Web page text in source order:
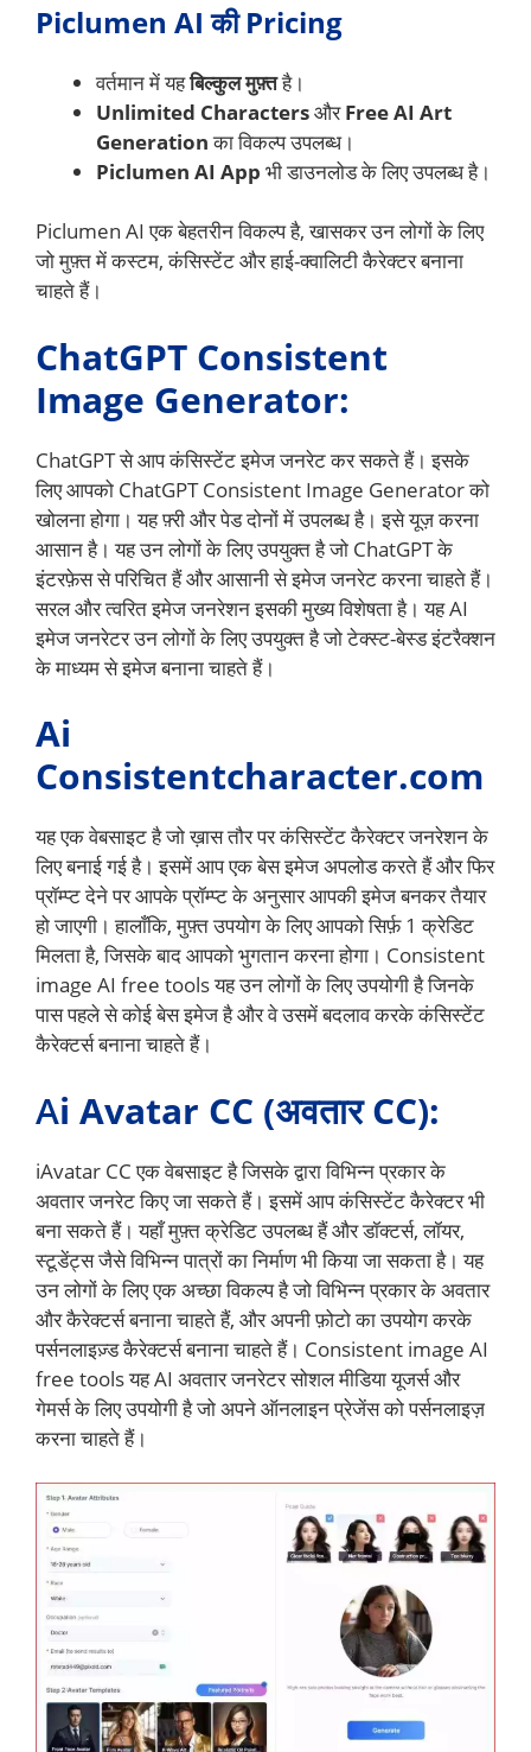
Piclumen AI की Pricing
वर्तमान में यहबिल्कुल मुफ़्तहै।
Unlimited CharactersऔरFree AI Art
Generationका विकल्प उपलब्ध।
Piclumen AI App भी डाउनलोड के लिए उपलब्ध है।
Piclumen AI एक बेहतरीन विकल्प है, खासकर उन लोगों के लिए
जो मुफ़्त में कस्टम, कंसिस्टेंट और हाई-क्वालिटी कैरेक्टर बनाना
चाहते हैं।
ChatGPT Consistent
Image Generator:
ChatGPT से आप कंसिस्टेंट इमेज जनरेट कर सकते हैं। इसके
लिए आपको ChatGPT Consistent Image Generator को
खोलना होगा। यह फ़्री और पेड दोनों में उपलब्ध है। इसे यूज़ करना
आसान है। यह उन लोगों के लिए उपयुक्त है जो ChatGPT के
इंटरफ़ेस से परिचित हैं और आसानी से इमेज जनरेट करना चाहते हैं।
सरल और त्वरित इमेज जनरेशन इसकी मुख्य विशेषता है। यह AI
इमेज जनरेटर उन लोगों के लिए उपयुक्त है जो टेक्स्ट-बेस्ड इंटरैक्शन
के माध्यम से इमेज बनाना चाहते हैं।
Ai
Consistentcharacter.com
यह एक वेबसाइट है जो ख़ास तौर पर कंसिस्टेंट कैरेक्टर जनरेशन के
लिए बनाई गई है। इसमें आप एक बेस इमेज अपलोड करते हैं और फिर
प्रॉम्प्ट देने पर आपके प्रॉम्प्ट के अनुसार आपकी इमेज बनकर तैयार
हो जाएगी। हालाँकि, मुफ़्त उपयोग के लिए आपको सिर्फ़ 1 क्रेडिट
मिलता है, जिसके बाद आपको भुगतान करना होगा। Consistent
image AI free tools यह उन लोगों के लिए उपयोगी है जिनके
पास पहले से कोई बेस इमेज है और वे उसमें बदलाव करके कंसिस्टेंट
कैरेक्टर्स बनाना चाहते हैं।
Ai Avatar CC (अवतार CC):
iAvatar CC एक वेबसाइट है जिसके द्वारा विभिन्न प्रकार के
अवतार जनरेट किए जा सकते हैं। इसमें आप कंसिस्टेंट कैरेक्टर भी
बना सकते हैं। यहाँ मुफ़्त क्रेडिट उपलब्ध हैं और डॉक्टर्स, लॉयर,
स्टूडेंट्स जैसे विभिन्न पात्रों का निर्माण भी किया जा सकता है। यह
उन लोगों के लिए एक अच्छा विकल्प है जो विभिन्न प्रकार के अवतार
और कैरेक्टर्स बनाना चाहते हैं, और अपनी फ़ोटो का उपयोग करके
पर्सनलाइज़्ड कैरेक्टर्स बनाना चाहते हैं। Consistent image AI
free tools यह AI अवतार जनरेटर सोशल मीडिया यूजर्स और
गेमर्स के लिए उपयोगी है जो अपने ऑनलाइन प्रेजेंस को पर्सनलाइज़
करना चाहते हैं।